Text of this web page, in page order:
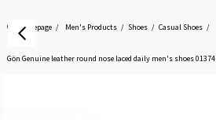
Homepage Men's Products Shoes Casual Shoes
Gön Genuine leather round nose laced daily men's shoes 01374